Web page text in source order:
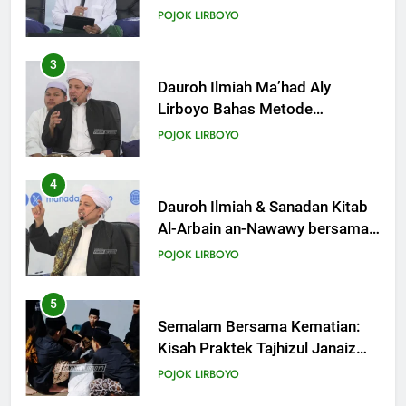
Ahlusunnah dalam
POJOK LIRBOYO
4
Dauroh Ilmiah & Sanadan Kitab
Al-Arbain an-Nawawy bersama
As-Syaikh Dr. Yasir Al-Adny
POJOK LIRBOYO
5
Semalam Bersama Kematian:
Kisah Praktek Tajhizul Janaiz
Siswa III Aliyah
POJOK LIRBOYO
6
Di Balik Dinginnya Malam
Lirboyo, Santri Kelas III Aliyah
Belajar Praktik Tajhizul Janaiz
POJOK LIRBOYO